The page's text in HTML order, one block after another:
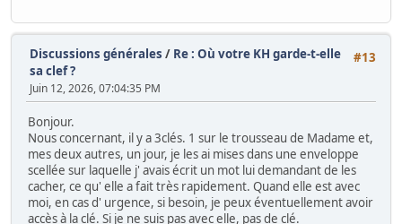
#13
Discussions générales / Re : Où votre KH garde-t-elle
sa clef ?
Juin 12, 2026, 07:04:35 PM
Bonjour.
Nous concernant, il y a 3clés. 1 sur le trousseau de Madame et,
mes deux autres, un jour, je les ai mises dans une enveloppe
scellée sur laquelle j' avais écrit un mot lui demandant de les
cacher, ce qu' elle a fait très rapidement. Quand elle est avec
moi, en cas d' urgence, si besoin, je peux éventuellement avoir
accès à la clé. Si je ne suis pas avec elle, pas de clé.